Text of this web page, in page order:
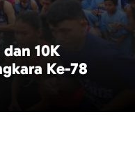
10K
Ke-78